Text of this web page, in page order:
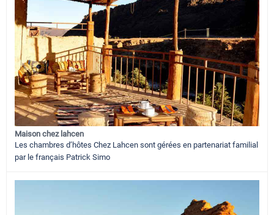
Maison chez lahcen
Les chambres d’hôtes Chez Lahcen sont gérées en partenariat familial
par le français Patrick Simo